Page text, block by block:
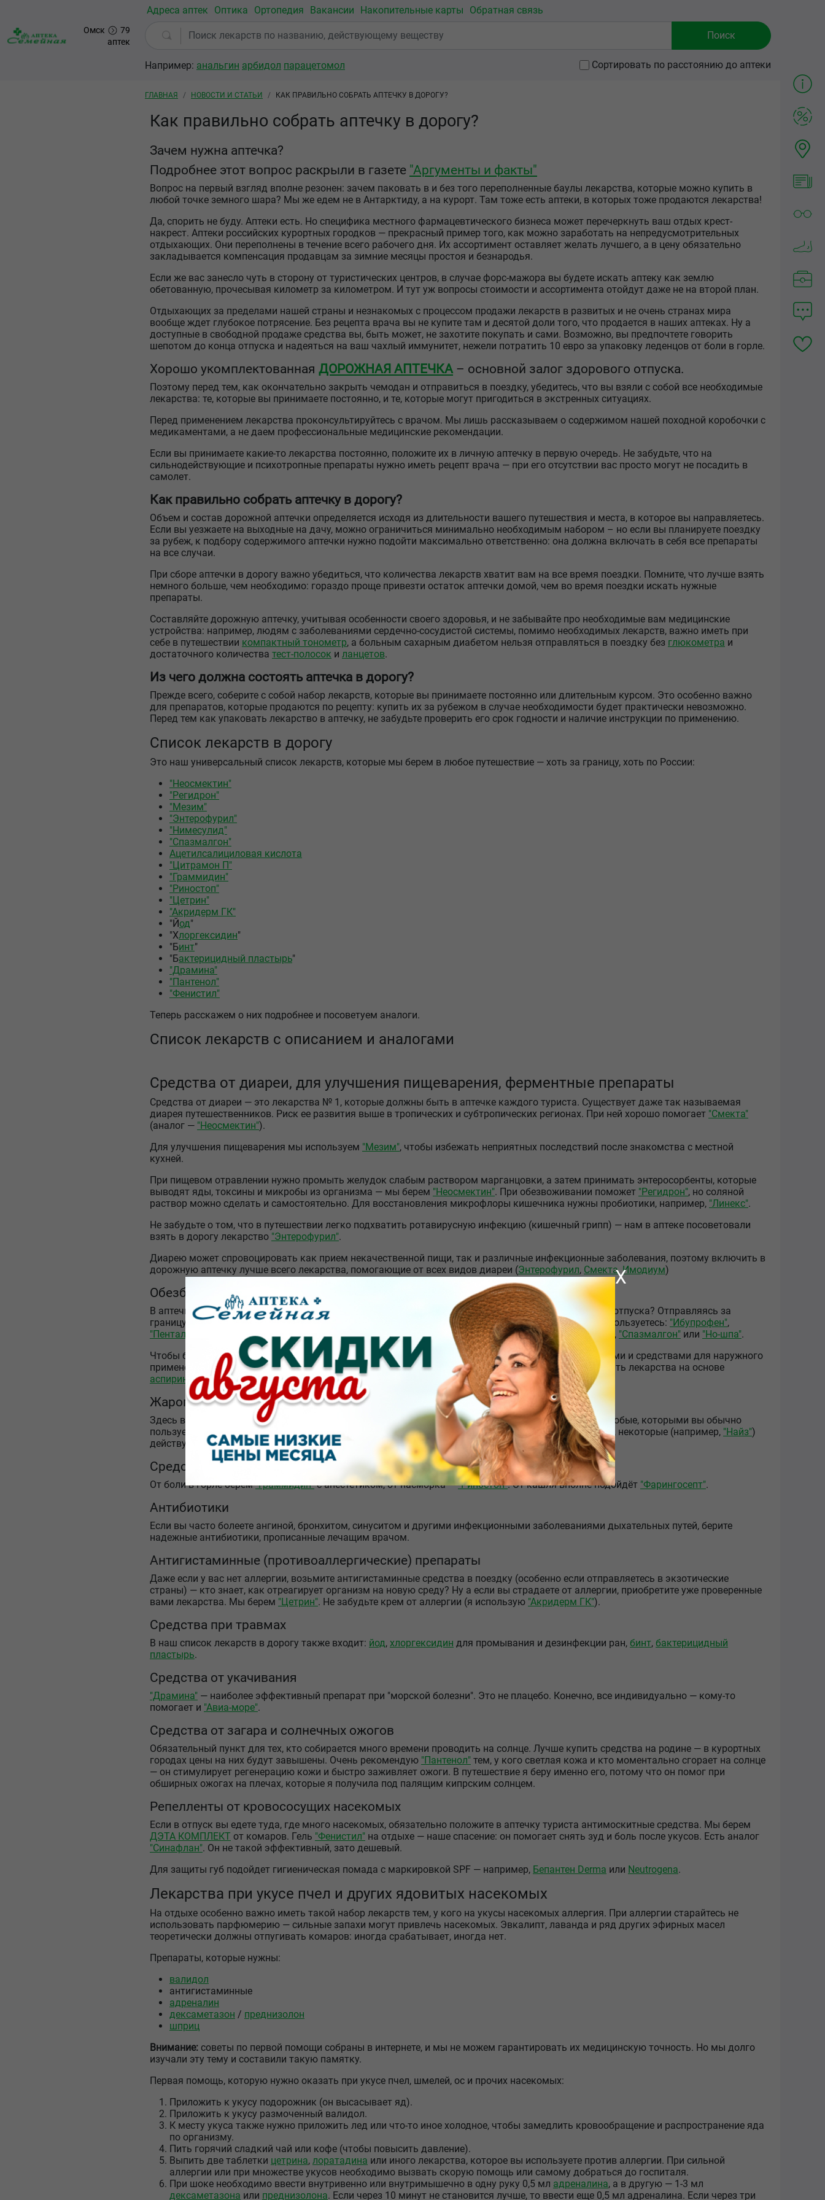
Перейти к основному содержанию
Омск
79
аптек
Адреса аптек Оптика Ортопедия Вакансии Накопительные карты Обратная связь
Например: анальгин арбидол парацетомол Сортировать по расстоянию до аптеки
Строка навигации
ГЛАВНАЯ НОВОСТИ И СТАТЬИ КАК ПРАВИЛЬНО СОБРАТЬ АПТЕЧКУ В ДОРОГУ?
Как правильно собрать аптечку в дорогу?
Зачем нужна аптечка?
Подробнее этот вопрос раскрыли в газете "Аргументы и факты"
Вопрос на первый взгляд вполне резонен: зачем паковать в и без того переполненные баулы лекарства, которые можно купить в
любой точке земного шара? Мы же едем не в Антарктиду, а на курорт. Там тоже есть аптеки, в которых тоже продаются лекарства!
Да, спорить не буду. Аптеки есть. Но специфика местного фармацевтического бизнеса может перечеркнуть ваш отдых крест-
накрест. Аптеки российских курортных городков — прекрасный пример того, как можно заработать на непредусмотрительных
отдыхающих. Они переполнены в течение всего рабочего дня. Их ассортимент оставляет желать лучшего, а в цену обязательно
закладывается компенсация продавцам за зимние месяцы простоя и безнародья.
Если же вас занесло чуть в сторону от туристических центров, в случае форс-мажора вы будете искать аптеку как землю
обетованную, прочесывая километр за километром. И тут уж вопросы стоимости и ассортимента отойдут даже не на второй план.
Отдыхающих за пределами нашей страны и незнакомых с процессом продажи лекарств в развитых и не очень странах мира
вообще ждет глубокое потрясение. Без рецепта врача вы не купите там и десятой доли того, что продается в наших аптеках. Ну а
доступные в свободной продаже средства вы, быть может, не захотите покупать и сами. Возможно, вы предпочтете говорить
шепотом до конца отпуска и надеяться на ваш чахлый иммунитет, нежели потратить 10 евро за упаковку леденцов от боли в горле.
Хорошо укомплектованная ДОРОЖНАЯ АПТЕЧКА– основной залог здорового отпуска.
Поэтому перед тем, как окончательно закрыть чемодан и отправиться в поездку, убедитесь, что вы взяли с собой все необходимые
лекарства: те, которые вы принимаете постоянно, и те, которые могут пригодиться в экстренных ситуациях.
Перед применением лекарства проконсультируйтесь с врачом. Мы лишь рассказываем о содержимом нашей походной коробочки с
медикаментами, а не даем профессиональные медицинские рекомендации.
Если вы принимаете какие-то лекарства постоянно, положите их в личную аптечку в первую очередь. Не забудьте, что на
сильнодействующие и психотропные препараты нужно иметь рецепт врача — при его отсутствии вас просто могут не посадить в
самолет.
Как правильно собрать аптечку в дорогу?
Объем и состав дорожной аптечки определяется исходя из длительности вашего путешествия и места, в которое вы направляетесь.
Если вы уезжаете на выходные на дачу, можно ограничиться минимально необходимым набором – но если вы планируете поездку
за рубеж, к подбору содержимого аптечки нужно подойти максимально ответственно: она должна включать в себя все препараты
на все случаи.
При сборе аптечки в дорогу важно убедиться, что количества лекарств хватит вам на все время поездки. Помните, что лучше взять
немного больше, чем необходимо: гораздо проще привезти остаток аптечки домой, чем во время поездки искать нужные
препараты.
Составляйте дорожную аптечку, учитывая особенности своего здоровья, и не забывайте про необходимые вам медицинские
устройства: например, людям с заболеваниями сердечно-сосудистой системы, помимо необходимых лекарств, важно иметь при
себе в путешествии компактный тонометр, а больным сахарным диабетом нельзя отправляться в поездку без глюкометра и
достаточного количества тест-полосок и ланцетов.
Из чего должна состоять аптечка в дорогу?
Прежде всего, соберите с собой набор лекарств, которые вы принимаете постоянно или длительным курсом. Это особенно важно
для препаратов, которые продаются по рецепту: купить их за рубежом в случае необходимости будет практически невозможно.
Перед тем как упаковать лекарство в аптечку, не забудьте проверить его срок годности и наличие инструкции по применению.
Список лекарств в дорогу
Это наш универсальный список лекарств, которые мы берем в любое путешествие — хоть за границу, хоть по России:
"Неосмектин"
"Регидрон"
"Мезим"
"Энтерофурил"
"Нимесулид"
"Спазмалгон"
Ацетилсалициловая кислота
"Цитрамон П"
"Граммидин"
"Риностоп"
"Цетрин"
"Акридерм ГК"
"Йод"
"Хлоргексидин"
"Бинт"
"Бактерицидный пластырь"
"Драмина"
"Пантенол"
"Фенистил"
Теперь расскажем о них подробнее и посоветуем аналоги.
Список лекарств с описанием и аналогами
Средства от диареи, для улучшения пищеварения, ферментные препараты
Средства от диареи — это лекарства № 1, которые должны быть в аптечке каждого туриста. Существует даже так называемая
диарея путешественников. Риск ее развития выше в тропических и субтропических регионах. При ней хорошо помогает "Смекта"
(аналог — "Неосмектин").
Для улучшения пищеварения мы используем "Мезим", чтобы избежать неприятных последствий после знакомства с местной
кухней.
При пищевом отравлении нужно промыть желудок слабым раствором марганцовки, а затем принимать энтеросорбенты, которые
выводят яды, токсины и микробы из организма — мы берем "Неосмектин". При обезвоживании поможет "Регидрон", но соляной
раствор можно сделать и самостоятельно. Для восстановления микрофлоры кишечника нужны пробиотики, например, "Линекс".
Не забудьте о том, что в путешествии легко подхватить ротавирусную инфекцию (кишечный грипп) — нам в аптеке посоветовали
взять в дорогу лекарство "Энтерофурил".
Диарею может спровоцировать как прием некачественной пищи, так и различные инфекционные заболевания, поэтому включить в
дорожную аптечку лучше всего лекарства, помогающие от всех видов диареи (Энтерофурил, Смекта,Имодиум)
Обезболивающие средства
В аптечке путешественника должны быть и обезболивающие — мало ли что приключится во время отпуска? Отправляясь за
границу, мы берем проверенные"Найз" . В принципе подойдет любое, которым вы пользуетесь: "Ибупрофен",
"Пенталгин"
и так далее. Не помешают и спазмалитики при спазме гладкой мускулатуры, например, "Спазмалгон" или "Но-шпа".
Чтобы болевые ощущения не омрачили вам поездку, запаситесь в дорогу анальгетиками: таблетками и средствами для наружного
применения. Возьмите с собой проверенные препараты, которые вам точно помогают: это могут быть лекарства на основе
аспирина,парацетамола, ибупрофена илианальгина
Жаропонижающие средства
Здесь все просто: мы берем ацетилсалициловую кислоту,парацетамоли"Цитрамон П". Подойдут любые, которыми вы обычно
пользуетесь. Почти все жаропонижающие средства одновременно имеют обезболивающий эффект, некоторые (например, "Найз")
действуют еще и как противовоспалительные.
Средства, облегчающие симптомы простуды
От боли в горле берем"Граммидин"с анестетиком, от насморка —"Риностоп". От кашля вполне подойдёт "Фарингосепт".
Антибиотики
Если вы часто болеете ангиной, бронхитом, синуситом и другими инфекционными заболеваниями дыхательных путей, берите
надежные антибиотики, прописанные лечащим врачом.
Антигистаминные (противоаллергические) препараты
Даже если у вас нет аллергии, возьмите антигистаминные средства в поездку (особенно если отправляетесь в экзотические
страны) — кто знает, как отреагирует организм на новую среду? Ну а если вы страдаете от аллергии, приобретите уже проверенные
вами лекарства. Мы берем "Цетрин". Не забудьте крем от аллергии (я использую "Акридерм ГК").
Средства при травмах
В наш список лекарств в дорогу также входит: йод, хлоргексидин для промывания и дезинфекции ран, бинт, бактерицидный
пластырь.
Средства от укачивания
"Драмина" — наиболее эффективный препарат при "морской болезни". Это не плацебо. Конечно, все индивидуально — кому-то
помогает и "Авиа-море".
Средства от загара и солнечных ожогов
Обязательный пункт для тех, кто собирается много времени проводить на солнце. Лучше купить средства на родине — в курортных
городах цены на них будут завышены. Очень рекомендую "Пантенол" тем, у кого светлая кожа и кто моментально сгорает на солнце
— он стимулирует регенерацию кожи и быстро заживляет ожоги. В путешествие я беру именно его, потому что он помог при
обширных ожогах на плечах, которые я получила под палящим кипрским солнцем.
Репелленты от кровососущих насекомых
Если в отпуск вы едете туда, где много насекомых, обязательно положите в аптечку туриста антимоскитные средства. Мы берем
ДЭТА КОМПЛЕКТ от комаров. Гель "Фенистил" на отдыхе — наше спасение: он помогает снять зуд и боль после укусов. Есть аналог
"Синафлан". Он не такой эффективный, зато дешевый.
Для защиты губ подойдет гигиеническая помада c маркировкой SPF — например, Бепантен Derma или Neutrogena.
Лекарства при укусе пчел и других ядовитых насекомых
На отдыхе особенно важно иметь такой набор лекарств тем, у кого на укусы насекомых аллергия. При аллергии старайтесь не
использовать парфюмерию — сильные запахи могут привлечь насекомых. Эвкалипт, лаванда и ряд других эфирных масел
теоретически должны отпугивать комаров: иногда срабатывает, иногда нет.
Препараты, которые нужны:
валидол
антигистаминные
адреналин
дексаметазон / преднизолон
шприц
Внимание: советы по первой помощи собраны в интернете, и мы не можем гарантировать их медицинскую точность. Но мы долго
изучали эту тему и составили такую памятку.
Первая помощь, которую нужно оказать при укусе пчел, шмелей, ос и прочих насекомых:
Приложить к укусу подорожник (он высасывает яд).
Приложить к укусу размоченный валидол.
К месту укуса также нужно приложить лед или что-то иное холодное, чтобы замедлить кровообращение и распространение яда
по организму.
Пить горячий сладкий чай или кофе (чтобы повысить давление).
Выпить две таблетки цетрина, лоратадина или иного лекарства, которое вы используете против аллергии. При сильной
аллергии или при множестве укусов необходимо вызвать скорую помощь или самому добраться до госпиталя.
При шоке необходимо ввести внутривенно или внутримышечно в одну руку 0,5 мл адреналина, а в другую — 1-3 мл
дексаметазона или преднизолона. Если через 10 минут не становится лучше, то ввести еще 0,5 мл адреналина. Если через три
X